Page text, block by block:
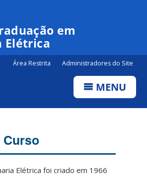
Canais
em
Elétrica
Área Restrita Administradores do Site
MENU
Elétrica foi criado em 1966